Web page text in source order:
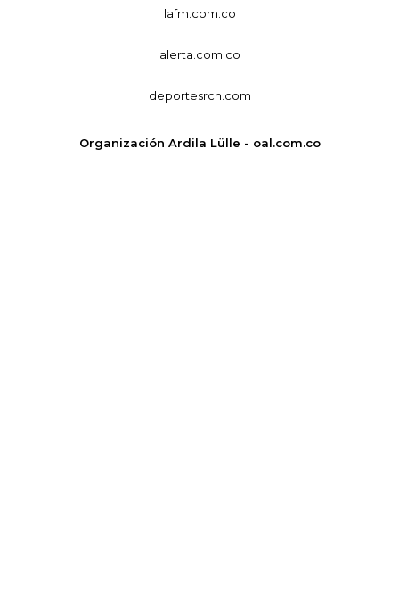
lafm.com.co
alerta.com.co
deportesrcn.com
Organización Ardila Lülle - oal.com.co